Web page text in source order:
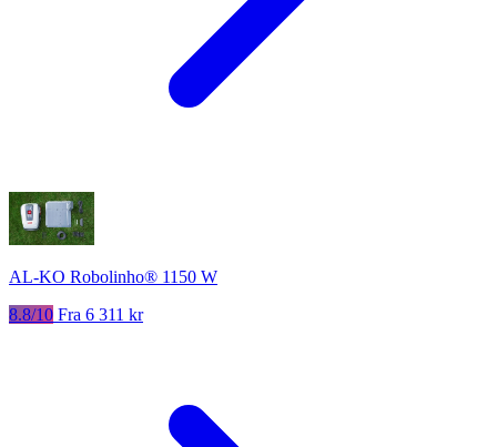
AL-KO Robolinho® 1150 W
8.8/10 Fra 6 311 kr